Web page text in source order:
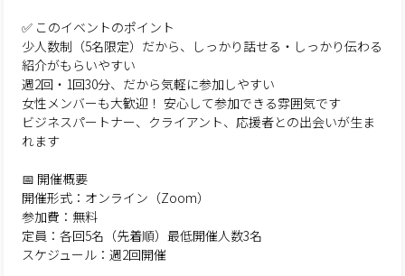
✅ このイベントのポイント
少人数制（5名限定）だから、しっかり話せる・しっかり伝わる
紹介がもらいやすい
週2回・1回30分、だから気軽に参加しやすい
女性メンバーも大歓迎！ 安心して参加できる雰囲気です
ビジネスパートナー、クライアント、応援者との出会いが生ま
れます
📅 開催概要
開催形式：オンライン（Zoom）
参加費：無料
定員：各回5名（先着順）最低開催人数3名
スケジュール：週2回開催